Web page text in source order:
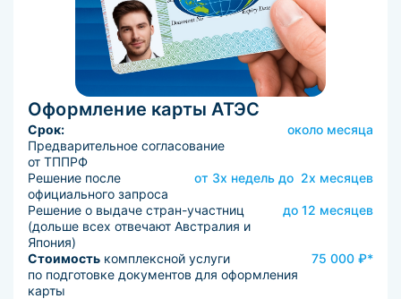
Оформление карты АТЭС
Срок:
Предварительное согласование
от ТППРФ
около месяца
Решение после
официального запроса
от 3х недель до 2х месяцев
Решение о выдаче стран-участниц
(дольше всех отвечают Австралия и
Япония)
до 12 месяцев
Стоимость комплексной услуги
по подготовке документов для оформления
карты
75 000 ₽*